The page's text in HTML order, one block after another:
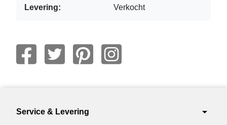
Levering: Verkocht
Service & Levering arrow_drop_down